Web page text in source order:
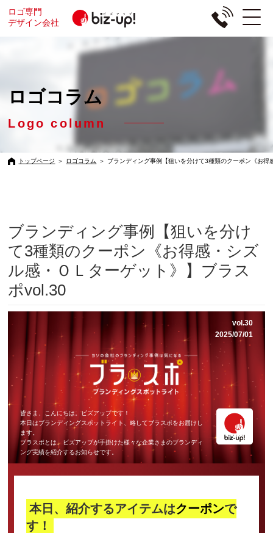
ロゴ専門
デザイン会社
ロゴコラム
Logo column
トップページ ＞ ロゴコラム ＞ ブランディング事例【狙いを分けて3種類のクーポン《お
ブランディング事例【狙いを分け
て3種類のクーポン《お得感・シズ
ル感・ＯＬターゲット》】ブラス
ポvol.30
vol.30
2025/07/01
皆さま、こんにちは。ビズアップです！
本日はブランディングスポットライト、略してブラスポをお届けし
ます。
ブラスポとは、ビズアップが手掛けた様々な企業さまのブランディ
ング実績を紹介するお知らせです。
本日、紹介するアイテムはクーポンで
す！